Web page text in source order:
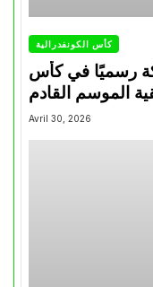
كأس الكونفدرالية
رسميًا في كأس
Avril 30, 2026